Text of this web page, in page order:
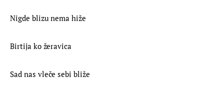
Nigde blizu nema hiže
Birtija ko žeravica
Sad nas vleče sebi bliže